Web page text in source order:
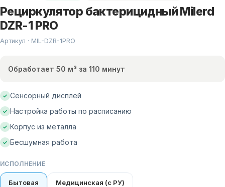
Рециркулятор бактерицидный Milerd
DZR-1 PRO
Артикул · MIL-DZR-1PRO
Обработает 50 м³ за 110 минут
✓ Сенсорный дисплей
✓ Настройка работы по расписанию
✓ Корпус из металла
✓ Бесшумная работа
ИСПОЛНЕНИЕ
Бытовая Медицинская (с РУ)